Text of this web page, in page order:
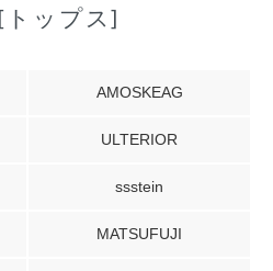
トップス]
AMOSKEAG
ULTERIOR
ssstein
MATSUFUJI